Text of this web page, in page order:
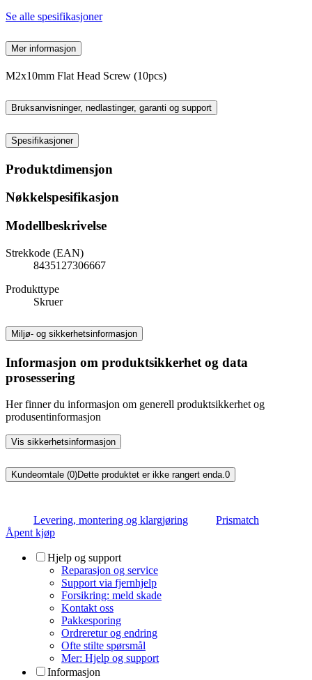
Se alle spesifikasjoner
Mer informasjon
M2x10mm Flat Head Screw (10pcs)
Bruksanvisninger, nedlastinger, garanti og support
Spesifikasjoner
Produktdimensjon
Nøkkelspesifikasjon
Modellbeskrivelse
Strekkode (EAN)
8435127306667
Produkttype
Skruer
Miljø- og sikkerhetsinformasjon
Informasjon om produktsikkerhet og data
prosessering
Her finner du informasjon om generell produktsikkerhet og
produsentinformasjon
Vis sikkerhetsinformasjon
Kundeomtale (0)Dette produktet er ikke rangert enda.0
Levering, montering og klargjøring
Prismatch
Åpent kjøp
Hjelp og support
Reparasjon og service
Support via fjernhjelp
Forsikring: meld skade
Kontakt oss
Pakkesporing
Ordreretur og endring
Ofte stilte spørsmål
Mer: Hjelp og support
Informasjon